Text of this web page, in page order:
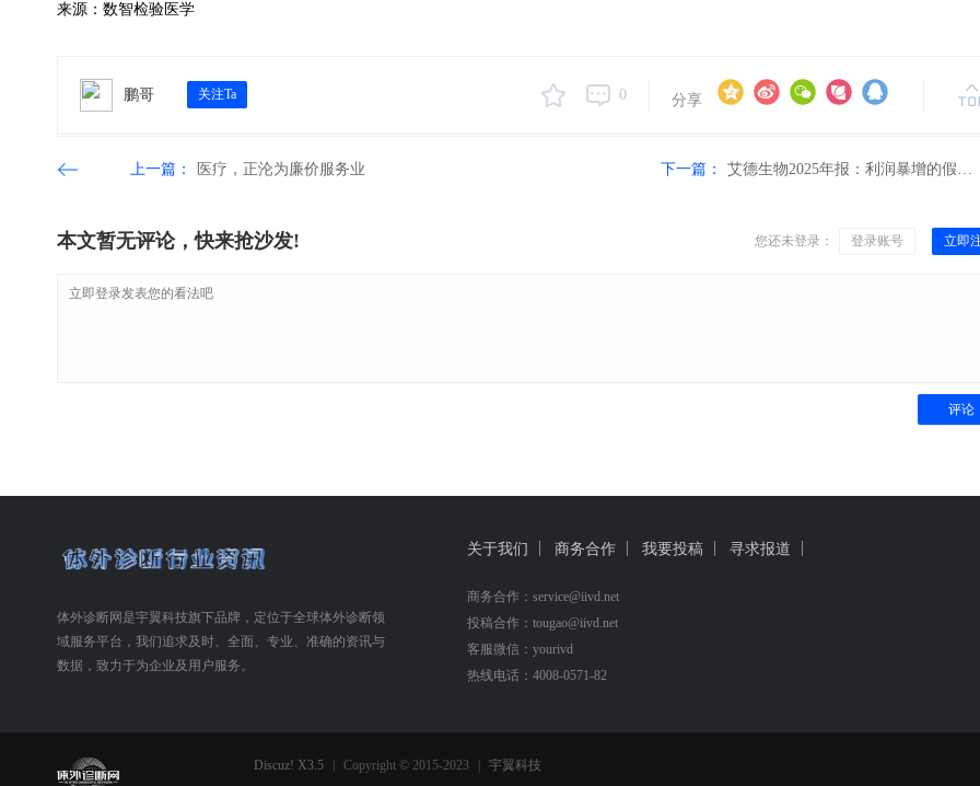
来源：数智检验医学
鹏哥 关注Ta 0 分享
上一篇： 医疗，正沦为廉价服务业 下一篇： 艾德生物2025年报：利润暴增的假象，藏不住增长的疲软
本文暂无评论，快来抢沙发! 您还未登录： 登录账号 立即
评论
体外诊断网是宇翼科技旗下品牌，定位于全球体外诊断领
域服务平台，我们追求及时、全面、专业、准确的资讯与
数据，致力于为企业及用户服务。
关于我们 商务合作 我要投稿 寻求报道
商务合作：service@iivd.net
投稿合作：tougao@iivd.net
客服微信：yourivd
热线电话：4008-0571-82
Discuz! X3.5 Copyright © 2015-2023
宇翼科技